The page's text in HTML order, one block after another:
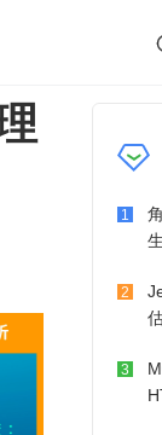
作
微服
1
2
3